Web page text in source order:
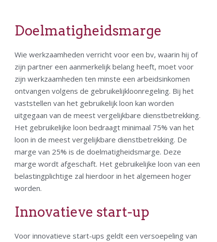
Doelmatigheidsmarge
Wie werkzaamheden verricht voor een bv, waarin hij of
zijn partner een aanmerkelijk belang heeft, moet voor
zijn werkzaamheden ten minste een arbeidsinkomen
ontvangen volgens de gebruikelijkloonregeling. Bij het
vaststellen van het gebruikelijk loon kan worden
uitgegaan van de meest vergelijkbare dienstbetrekking.
Het gebruikelijke loon bedraagt minimaal 75% van het
loon in de meest vergelijkbare dienstbetrekking. De
marge van 25% is de doelmatigheidsmarge. Deze
marge wordt afgeschaft. Het gebruikelijke loon van een
belastingplichtige zal hierdoor in het algemeen hoger
worden.
Innovatieve start-up
Voor innovatieve start-ups geldt een versoepeling van